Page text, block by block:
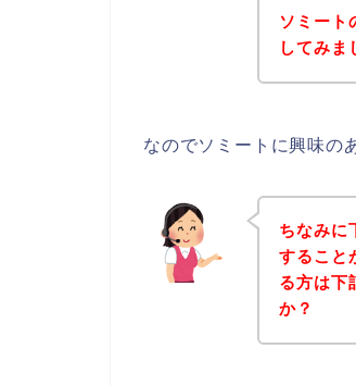
ソミート
してみま
なのでソミートに興味の
ちなみに
すること
る方は下
か？